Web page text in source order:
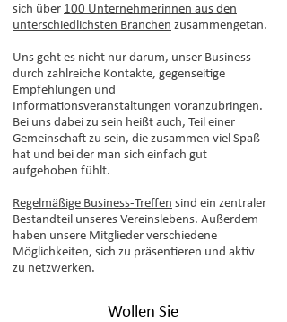
sich über 100 Unternehmerinnen aus den
unterschiedlichsten Branchen zusammengetan.
Uns geht es nicht nur darum, unser Business
durch zahlreiche Kontakte, gegenseitige
Empfehlungen und
Informationsveranstaltungen voranzubringen.
Bei uns dabei zu sein heißt auch, Teil einer
Gemeinschaft zu sein, die zusammen viel Spaß
hat und bei der man sich einfach gut
aufgehoben fühlt.
Regelmäßige Business-Treffen sind ein zentraler
Bestandteil unseres Vereinslebens. Außerdem
haben unsere Mitglieder verschiedene
Möglichkeiten, sich zu präsentieren und aktiv
zu netzwerken.
Wollen Sie